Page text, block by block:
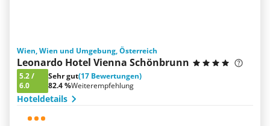
Wien, Wien und Umgebung, Österreich
Leonardo Hotel Vienna Schönbrunn
5.2/
6.0
Sehr gut(17 Bewertungen)
82.4 %Weiterempfehlung
Hoteldetails